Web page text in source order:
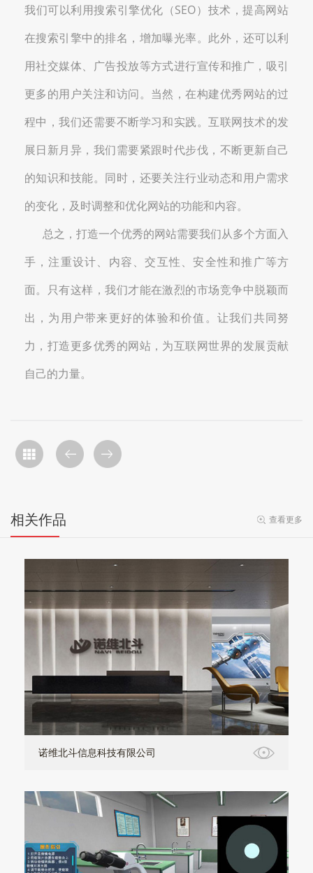
我们可以利用搜索引擎优化（SEO）技术，提高网站
在搜索引擎中的排名，增加曝光率。此外，还可以利
用社交媒体、广告投放等方式进行宣传和推广，吸引
更多的用户关注和访问。当然，在构建优秀网站的过
程中，我们还需要不断学习和实践。互联网技术的发
展日新月异，我们需要紧跟时代步伐，不断更新自己
的知识和技能。同时，还要关注行业动态和用户需求
的变化，及时调整和优化网站的功能和内容。
总之，打造一个优秀的网站需要我们从多个方面入
手，注重设计、内容、交互性、安全性和推广等方
面。只有这样，我们才能在激烈的市场竞争中脱颖而
出，为用户带来更好的体验和价值。让我们共同努
力，打造更多优秀的网站，为互联网世界的发展贡献
自己的力量。
相关作品 查看更多
诺维北斗信息科技有限公司